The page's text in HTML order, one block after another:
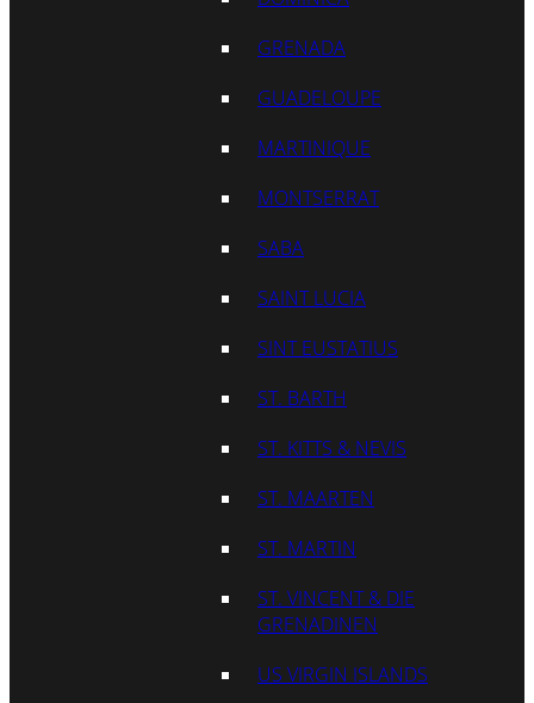
GRENADA
GUADELOUPE
MARTINIQUE
MONTSERRAT
SABA
SAINT LUCIA
SINT EUSTATIUS
ST. BARTH
ST. KITTS & NEVIS
ST. MAARTEN
ST. MARTIN
ST. VINCENT & DIE
GRENADINEN
US VIRGIN ISLANDS